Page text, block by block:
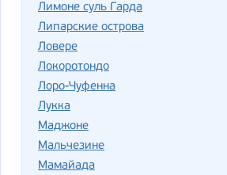
Лимоне суль Гарда
Липарские острова
Ловере
Локоротондо
Лоро-Чуфенна
Лукка
Маджоне
Мальчезине
Мамайада